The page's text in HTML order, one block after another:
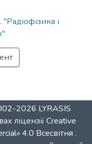
"Радіофізика і
2026 LYRASIS
ліцензіїCreative
4.0 Всесвітня .